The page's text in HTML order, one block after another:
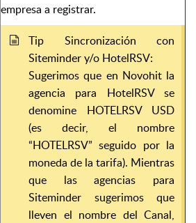
empresa a registrar.
Tip Sincronización con
Siteminder y/o HotelRSV:
Sugerimos que en Novohit la
agencia para HotelRSV se
denomine HOTELRSV USD
(es decir, el nombre
“HOTELRSV” seguido por la
moneda de la tarifa). Mientras
que las agencias para
Siteminder sugerimos que
lleven el nombre del Canal,